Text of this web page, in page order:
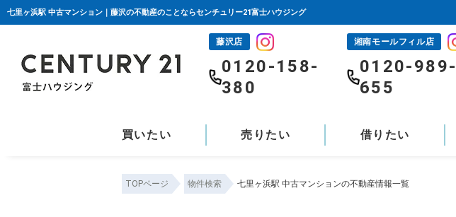
七里ヶ浜駅 中古マンション｜藤沢の不動産のことならセンチュリー21富士ハウジング
藤沢店
0120-158-
380
湘南モールフィル店
0120-989-
655
買いたい 売りたい 借りたい
TOPページ 物件検索 七里ヶ浜駅 中古マンションの不動産情報一覧